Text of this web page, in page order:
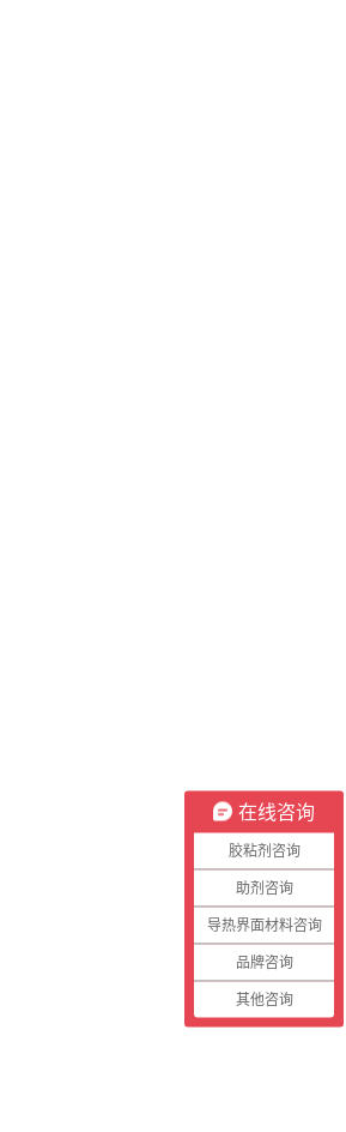
在线咨询
胶粘剂咨询
助剂咨询
导热界面材料咨询
品牌咨询
其他咨询